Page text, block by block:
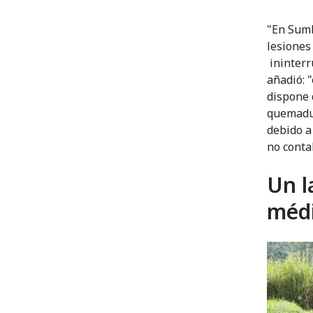
"En
añadió:
dispone
debido
no
Un